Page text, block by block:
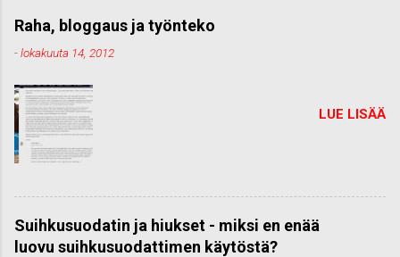
Raha, bloggaus ja työnteko
-lokakuuta 14, 2012
LUE LISÄÄ
Suihkusuodatin ja hiukset - miksi en enää
luovu suihkusuodattimen käytöstä?